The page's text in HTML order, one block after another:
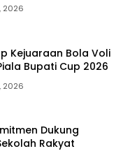
2026
Kejuaraan Bola Voli
Bupati Cup 2026
2026
Dukung
Rakyat